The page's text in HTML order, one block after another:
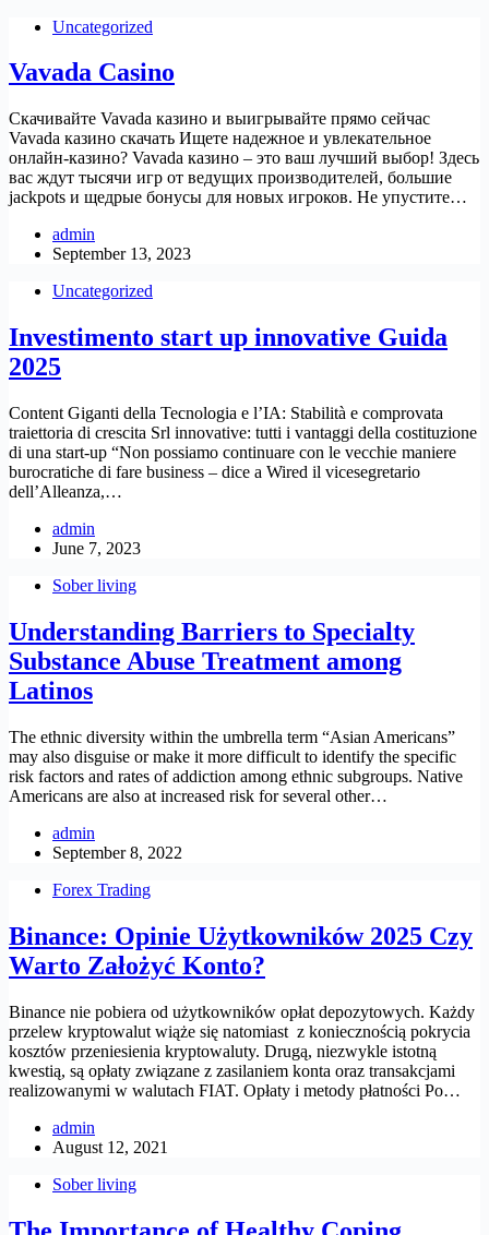
Uncategorized
Vavada Casino
Скачивайте Vavada казино и выигрывайте прямо сейчас
Vavada казино скачать Ищете надежное и увлекательное
онлайн-казино? Vavada казино – это ваш лучший выбор! Здесь
вас ждут тысячи игр от ведущих производителей, большие
jackpots и щедрые бонусы для новых игроков. Не упустите…
admin
September 13, 2023
Uncategorized
Investimento start up innovative Guida
2025
Content Giganti della Tecnologia e l’IA: Stabilità e comprovata
traiettoria di crescita Srl innovative: tutti i vantaggi della costituzione
di una start-up “Non possiamo continuare con le vecchie maniere
burocratiche di fare business – dice a Wired il vicesegretario
dell’Alleanza,…
admin
June 7, 2023
Sober living
Understanding Barriers to Specialty
Substance Abuse Treatment among
Latinos
The ethnic diversity within the umbrella term “Asian Americans”
may also disguise or make it more difficult to identify the specific
risk factors and rates of addiction among ethnic subgroups. Native
Americans are also at increased risk for several other…
admin
September 8, 2022
Forex Trading
Binance: Opinie Użytkowników 2025 Czy
Warto Założyć Konto?
Binance nie pobiera od użytkowników opłat depozytowych. Każdy
przelew kryptowalut wiąże się natomiast z koniecznością pokrycia
kosztów przeniesienia kryptowaluty. Drugą, niezwykle istotną
kwestią, są opłaty związane z zasilaniem konta oraz transakcjami
realizowanymi w walutach FIAT. Opłaty i metody płatności Po…
admin
August 12, 2021
Sober living